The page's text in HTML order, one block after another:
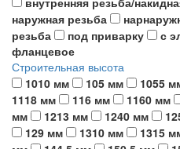
наружная резьба
резьба
под приварку
с
фланцевое
Строительная высота
1010 мм
105 мм 1055
1118 мм
116 мм 1160 мм
мм
1213 мм 1240 мм
129 мм
1310 мм 1315